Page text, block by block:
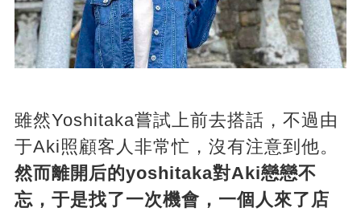
雖然Yoshitaka嘗試上前去搭話，不過由
于Aki照顧客人非常忙，沒有注意到他。
然而離開后的yoshitaka對Aki戀戀不
忘，于是找了一次機會，一個人來了店